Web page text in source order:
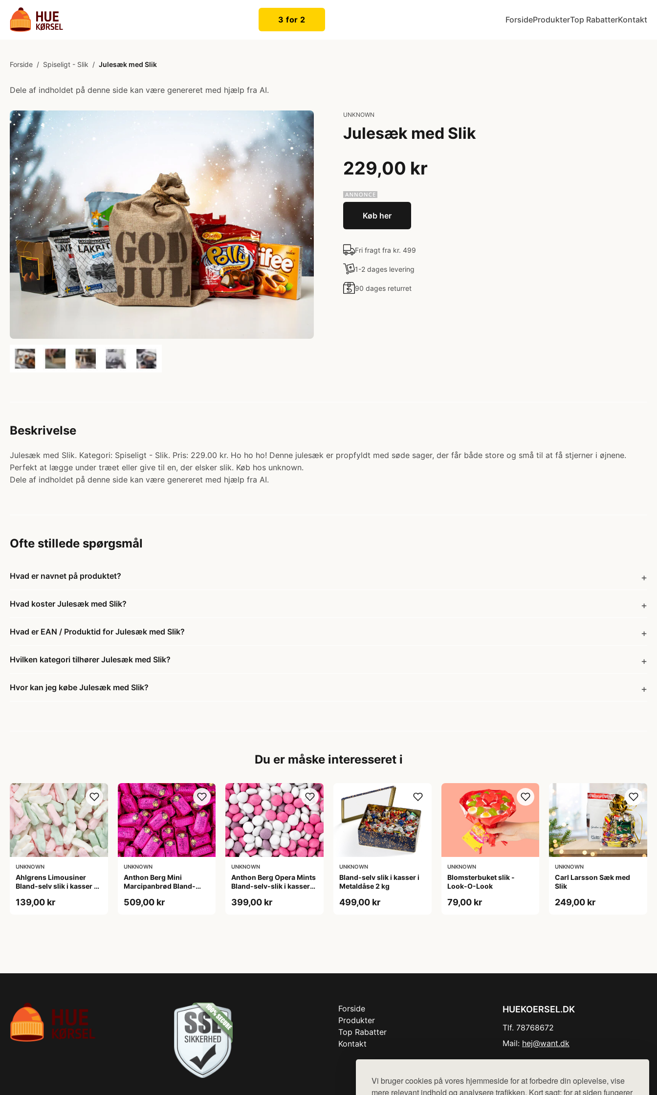
Vi bruger cookies på vores hjemmeside for at forbedre din oplevelse, vise
mere relevant indhold og analysere trafikken. Kort sagt: for at siden fungerer
3 for 2 ForsideProdukterTop RabatterKontakt
Forside / Spiseligt - Slik / Julesæk med Slik
Dele af indholdet på denne side kan være genereret med hjælp fra AI.
UNKNOWN
Julesæk med Slik
229,00 kr
Køb her
Fri fragt fra kr. 499
1-2 dages levering
90 dages returret
Beskrivelse
Julesæk med Slik. Kategori: Spiseligt - Slik. Pris: 229.00 kr. Ho ho ho! Denne julesæk er propfyldt med søde sager, der får både store og små til at få stjerner i øjnene.
Perfekt at lægge under træet eller give til en, der elsker slik. Køb hos unknown.
Dele af indholdet på denne side kan være genereret med hjælp fra AI.
Ofte stillede spørgsmål
Hvad er navnet på produktet?
Hvad koster Julesæk med Slik?
Hvad er EAN / Produktid for Julesæk med Slik?
Hvilken kategori tilhører Julesæk med Slik?
Hvor kan jeg købe Julesæk med Slik?
Du er måske interesseret i
UNKNOWN
Ahlgrens Limousiner
Bland-selv slik i kasser 1
139,00 kr
UNKNOWN
Anthon Berg Mini
Marcipanbrød Bland-
509,00 kr
UNKNOWN
Anthon Berg Opera Mints
Bland-selv-slik i kasser
399,00 kr
UNKNOWN
Bland-selv slik i kasser i
Metaldåse 2 kg
499,00 kr
UNKNOWN
Blomsterbuket slik -
Look-O-Look
79,00 kr
UNKNOWN
Carl Larsson Sæk med
Slik
249,00 kr
Forside
Produkter
Top Rabatter
Kontakt
HUEKOERSEL.DK
Tlf. 78768672
Mail: hej@want.dk